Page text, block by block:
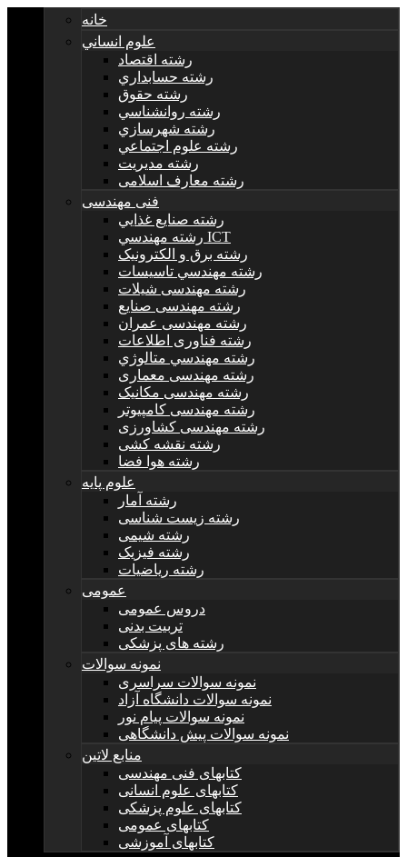
خانه
علوم انساني
رشته اقتصاد
رشته حسابداري
رشته حقوق
رشته روانشناسي
رشته شهرسازي
رشته علوم اجتماعي
رشته مديريت
رشته معارف اسلامی
فنی مهندسی
رشته صنايع غذايي
رشته مهندسي ICT
رشته برق و الکترونيک
رشته مهندسي تاسيسات
رشته مهندسی شیلات
رشته مهندسی صنایع
رشته مهندسی عمران
رشته فناوری اطلاعات
رشته مهندسي متالوژي
رشته مهندسی معماری
رشته مهندسی مکانیک
رشته مهندسی کامپیوتر
رشته مهندسی کشاورزی
رشته نقشه کشی
رشته هوا فضا
علوم پایه
رشته آمار
رشته زیست شناسی
رشته شیمی
رشته فیزیک
رشته ریاضیات
عمومی
دروس عمومی
تربیت بدنی
رشته های پزشکی
نمونه سوالات
نمونه سوالات سراسری
نمونه سوالات دانشگاه آزاد
نمونه سوالات پیام نور
نمونه سوالات پیش دانشگاهی
منابع لاتین
کتابهای فنی مهندسی
کتابهای علوم انسانی
کتابهای علوم پزشکی
کتابهای عمومی
کتابهای آموزشی